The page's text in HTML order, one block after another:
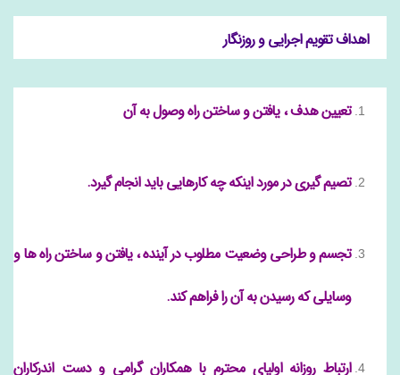
اهداف تقویم اجرایی و روزنگار
تعیین هدف ، یافتن و ساختن راه وصول به آن
تصیم گیری در مورد اینکه چه کارهایی باید انجام گیرد.
تجسم و طراحی وضعیت مطلوب در آینده ، یافتن و ساختن راه ها و
وسایلی که رسیدن به آن را فراهم کند.
ارتباط روزانه اولیای محترم با همکاران گرامی و دست اندرکاران